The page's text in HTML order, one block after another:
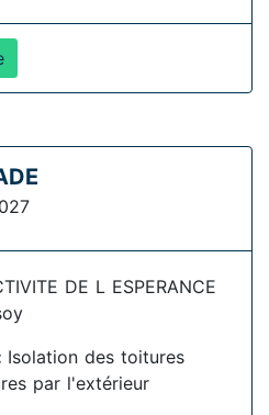
DE L ESPERANCE
Isolation des toitures
par l'extérieur